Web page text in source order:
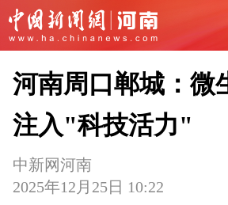
河南周口郸城：微
注入"科技活力"
中新网河南
2025年12月25日 10:22